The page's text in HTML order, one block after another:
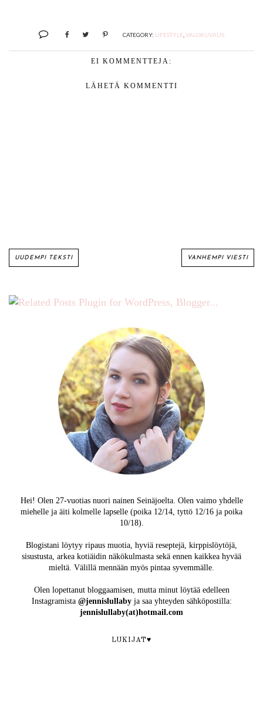
CATEGORY: LIFESTYLE VALOKUVAUS
EI KOMMENTTEJA:
LÄHETÄ KOMMENTTI
UUDEMPI TEKSTI VANHEMPI VIESTI
Hei! Olen 27-vuotias nuori nainen Seinäjoelta. Olen vaimo yhdelle
miehelle ja äiti kolmelle lapselle (poika 12/14, tyttö 12/16 ja poika
10/18).
Blogistani löytyy ripaus muotia, hyviä reseptejä, kirppislöytöjä,
sisustusta, arkea kotiäidin näkökulmasta sekä ennen kaikkea hyvää
mieltä. Välillä mennään myös pintaa syvemmälle.
Olen lopettanut bloggaamisen, mutta minut löytää edelleen
Instagramista @jennislullabyja saa yhteyden sähköpostilla:
jennislullaby(at)hotmail.com
LUKIJAT♥